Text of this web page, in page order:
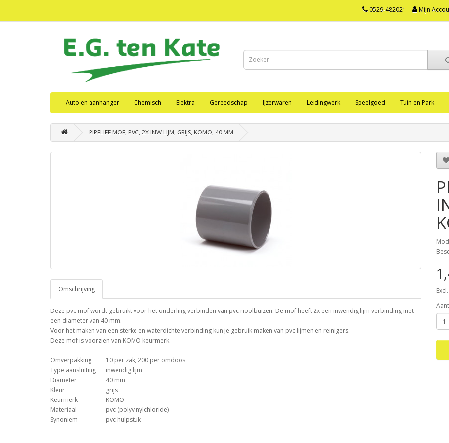
0529-482021 Mijn
Auto en aanhanger Chemisch Elektra Gereedschap IJzerwaren Leidingwerk Speelgoed Tuin en Park
PIPELIFE MOF, PVC, 2X INW LIJM, GRIJS, KOMO, 40 MM
Omschrijving
Deze pvc mof wordt gebruikt voor het onderling verbinden van pvc rioolbuizen. De mof heeft 2x een inwendig lijm verbinding met
een diameter van 40 mm.
Voor het maken van een sterke en waterdichte verbinding kun je gebruik maken van pvc lijmen en reinigers.
Deze mof is voorzien van KOMO keurmerk.
Omverpakking
10 per zak, 200 per omdoos
Type aansluiting
inwendig lijm
Diameter
40 mm
Kleur
grijs
Keurmerk
KOMO
Materiaal
pvc (polyvinylchloride)
Synoniem
pvc hulpstuk